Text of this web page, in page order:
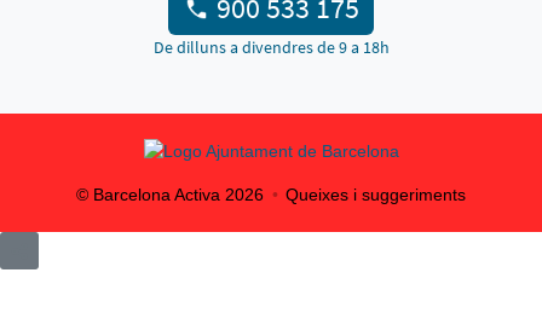
900 533 175
De dilluns a divendres de 9 a 18h
© Barcelona Activa 2026 Queixes i suggeriments